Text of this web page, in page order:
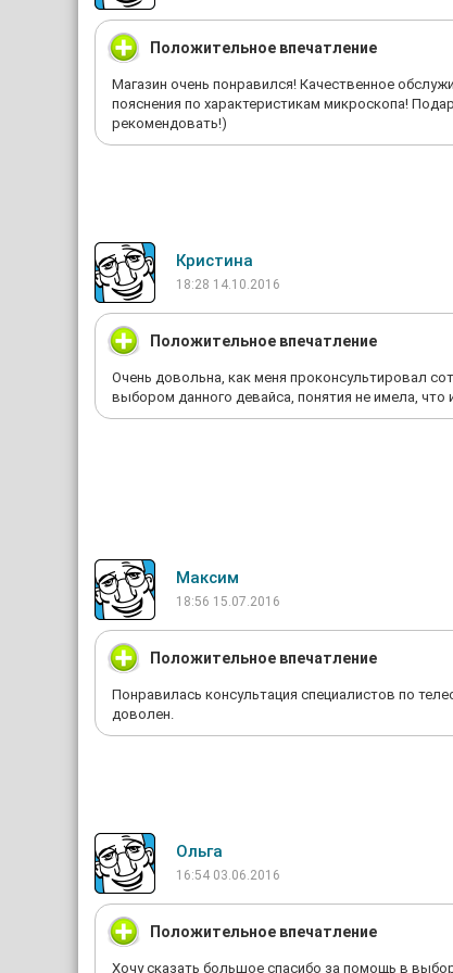
Положительное впечатление
Магазин очень понравился! Качественное
пояснения по характеристикам микроскопа!
рекомендовать!)
Кристина
18:28 14.10.2016
Положительное впечатление
Очень довольна, как меня проконсультировал
выбором данного девайса, понятия не имела,
Максим
18:56 15.07.2016
Положительное впечатление
Понравилась консультация специалистов по
доволен.
Ольга
16:54 03.06.2016
Положительное впечатление
Хочу сказать большое спасибо за помощь в